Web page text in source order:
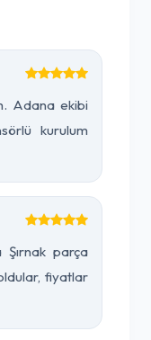
Adana ekibi
kurulum
parça
fiyatlar